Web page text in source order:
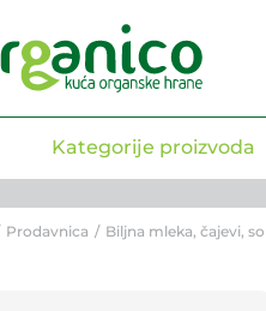
Kategorije proizvoda
Prodavnica / Biljna mleka, čajevi,
Specifikacija